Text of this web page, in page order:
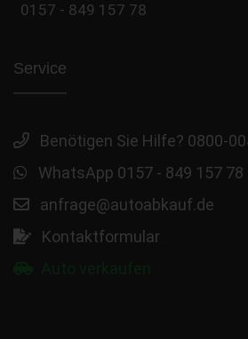
0157 - 849 157 78
Service
Benötigen Sie Hilfe? 0800-
WhatsApp 0157 - 849 157 78
anfrage@autoabkauf.de
Kontaktformular